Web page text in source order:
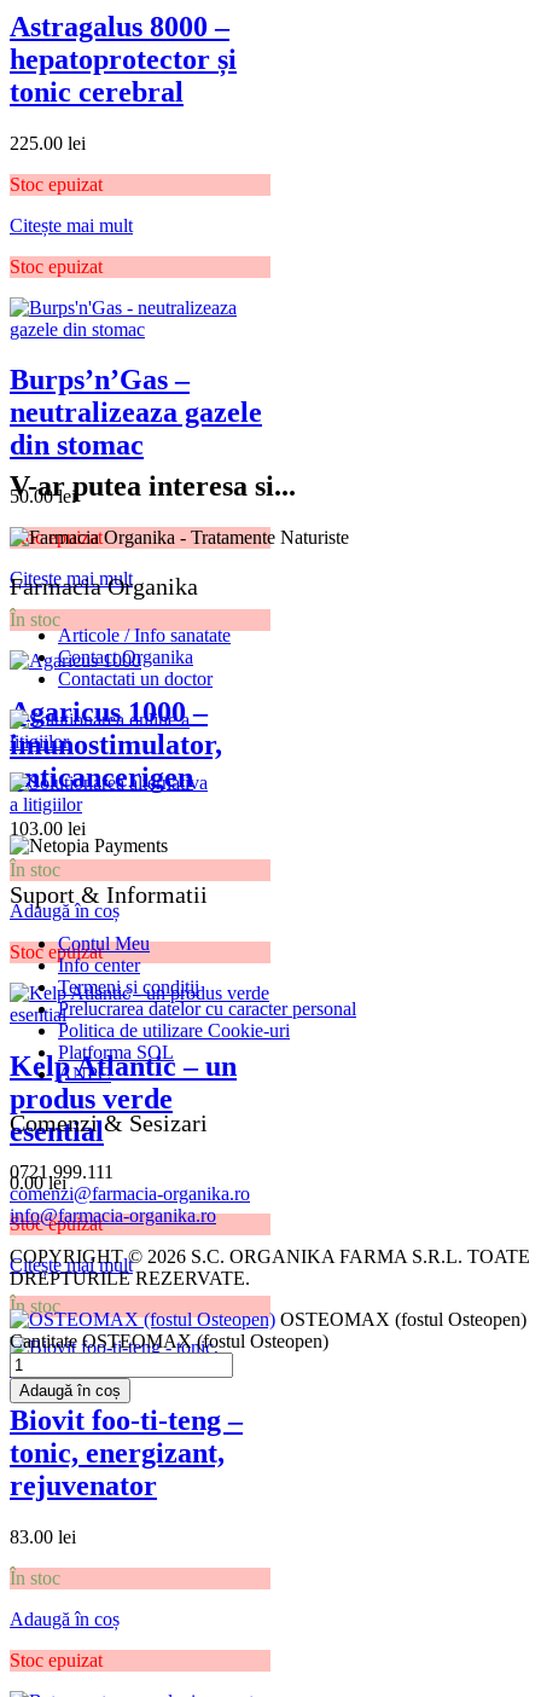
Astragalus 8000 –
hepatoprotector și
tonic cerebral
225.00 lei
Stoc epuizat
Citește mai mult
Stoc epuizat
Burps’n’Gas –
neutralizeaza gazele
din stomac
50.00lei
Stoc epuizat
Citește mai mult
În stoc
Agaricus 1000 –
imunostimulator,
anticancerigen
103.00 lei
În stoc
Adaugă în coș
Stoc epuizat
Kelp Atlantic – un
produs verde
esential
0.00lei
Stoc epuizat
Citește mai mult
În stoc
Biovit foo-ti-teng –
tonic, energizant,
rejuvenator
83.00 lei
În stoc
Adaugă în coș
Stoc epuizat
V-ar putea interesa si...
Farmacia Organika
Articole / Info sanatate
Contact Organika
Contactati un doctor
Suport & Informatii
Contul Meu
Info center
Termeni și condiții
Prelucrarea datelor cu caracter personal
Politica de utilizare Cookie-uri
Platforma SOL
ANPC
Comenzi & Sesizari
0721.999.111
comenzi@farmacia-organika.ro
info@farmacia-organika.ro
COPYRIGHT © 2026 S.C. ORGANIKA FARMA S.R.L. TOATE
DREPTURILE REZERVATE.
OSTEOMAX (fostul Osteopen)
Cantitate OSTEOMAX (fostul Osteopen)
Adaugă în coș